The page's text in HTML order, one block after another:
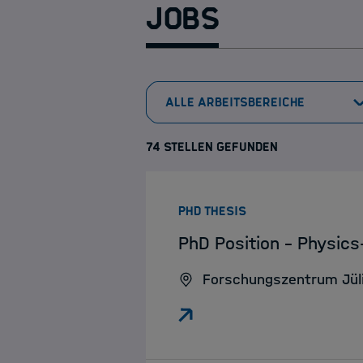
Jobs
74 STELLEN GEFUNDEN
PHD THESIS:
PhD Position –
Forschungszentrum